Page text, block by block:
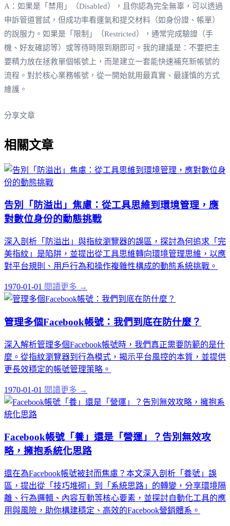
A：如果是「禁用」（Disabled），且你認為完全無辜，可以透過
申訴管道嘗試，但成功率看運氣和提交材料（如身份證、帳單）
的說服力。如果是「限制」（Restricted），通常完成驗證（手
機、好友確認等）或等待時限到期即可。我的建議是：不要把主
要精力放在拯救單個帳號上，而是建立一套能快速補充新帳號的
流程。對於核心業務帳號，從一開始就用最真實、最謹慎的方式
維護。
分享文章
相關文章
告別「防溢出」焦慮：從工具思維到環境管理，應
對數位身份的動態挑戰
深入剖析「防溢出」與指紋瀏覽器的誤區，探討為何追求「完
美指紋」是陷阱，並提出從工具思維轉向環境管理思維，以應
對平台規則、用戶行為和操作複雜性構成的動態系統挑戰。
1970-01-01 閱讀更多 →
管理多個Facebook帳號：我們到底在防什麼？
深入解析管理多個Facebook帳號時，我們真正需要防範的是什
麼。從指紋瀏覽器到行為模式，揭示平台風控的本質，並提供
更長效穩定的帳號管理策略。
1970-01-01 閱讀更多 →
Facebook帳號「養」還是「營運」？告別無效攻
略，擁抱系統化思路
還在為Facebook帳號被封而焦慮？本文深入剖析「養號」誤
區，提出從「技巧堆砌」到「系統思路」的轉變，分享環境隔
離、行為邏輯、內容互動等核心要素，並探討自動化工具的應
用與風險，助你構建穩定、高效的Facebook營銷體系。